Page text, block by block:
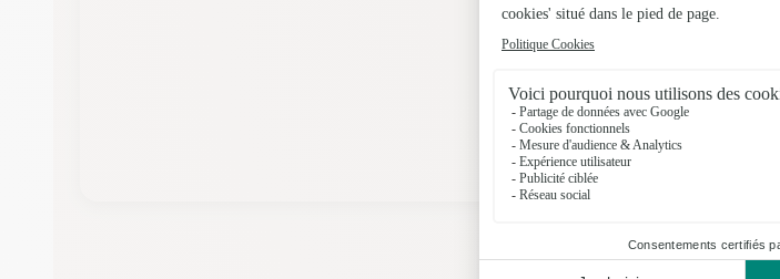
Nos fleuristes à